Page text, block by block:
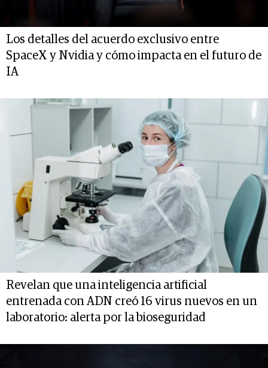
Los detalles del acuerdo exclusivo entre
SpaceX y Nvidia y cómo impacta en el futuro de
IA
Revelan que una inteligencia artificial
entrenada con ADN creó 16 virus nuevos en un
laboratorio: alerta por la bioseguridad